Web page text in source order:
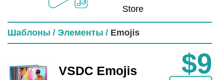
Store
Шаблоны / Элементы / Emojis
VSDC Emojis $9